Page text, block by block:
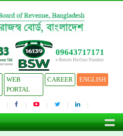
09643717171
e-Return Hotline Number
WEB
PORTAL
CAREER ENGLISH